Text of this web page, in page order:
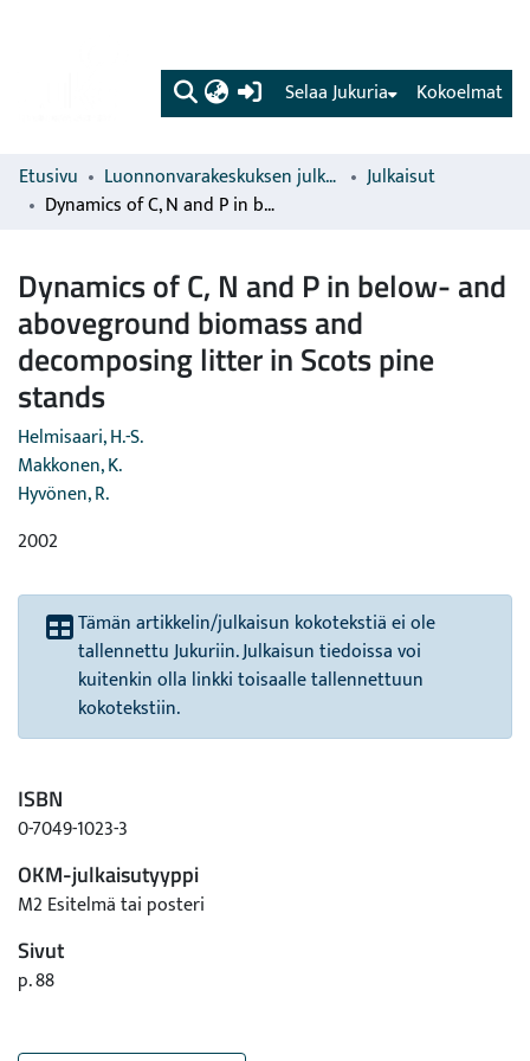
(current) Kokoelmat
Selaa Jukuria
Etusivu Luonnonvarakeskuksen julkaisut
Julkaisut
Dynamics of C, N and P in below- and aboveground biomass and decomposing litter in Scots pine stands
Dynamics of C, N and P in below- and
aboveground biomass and
decomposing litter in Scots pine
stands
Helmisaari, H.-S.
Makkonen, K.
Hyvönen, R.
2002
Tämän artikkelin/julkaisun kokotekstiä ei ole
tallennettu Jukuriin. Julkaisun tiedoissa voi
kuitenkin olla linkki toisaalle tallennettuun
kokotekstiin.
ISBN
0-7049-1023-3
OKM-julkaisutyyppi
M2 Esitelmä tai posteri
Sivut
p. 88